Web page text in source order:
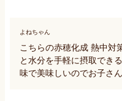
よねちゃん
こちらの赤穂化成 熱中対
と水分を手軽に摂取でき
味で美味しいのでお子さ